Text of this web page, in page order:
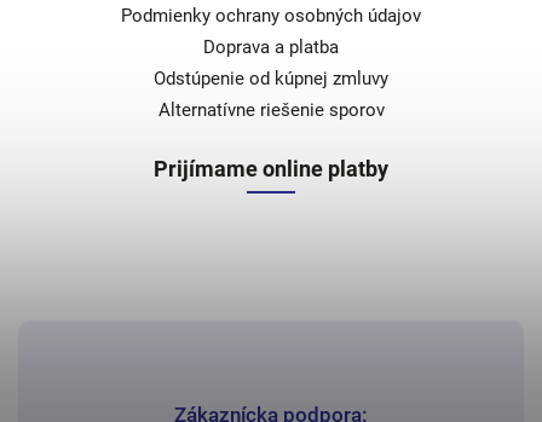
Zákaznícka podpora:
Podmienky ochrany osobných údajov
Doprava a platba
Odstúpenie od kúpnej zmluvy
Alternatívne riešenie sporov
Prijímame online platby